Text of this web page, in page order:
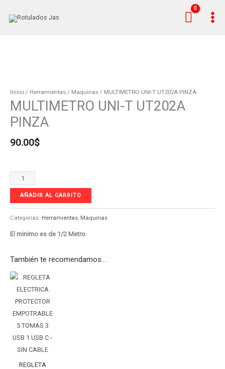
Inicio / Herramientas / Maquinas / MULTIMETRO UNI-T UT202A PINZA
MULTIMETRO UNI-T UT202A
PINZA
90.00$
T
UT202A
cantidad
AÑADIR AL CARRITO
Categorías: Herramientas, Maquinas
El minimo es de 1/2 Metro
También te recomendamos…
REGLETA
REGLETA
ELECTRICA
PROTECTOR
EMPOTRABLE
5
TOMAS
3
USB